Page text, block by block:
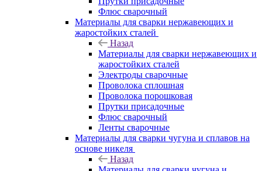
Флюс сварочный
Материалы для сварки нержавеющих и
жаростойких сталей
Назад
Материалы для сварки нержавеющих и
жаростойких сталей
Электроды сварочные
Проволока сплошная
Проволока порошковая
Прутки присадочные
Флюс сварочный
Ленты сварочные
Материалы для сварки чугуна и сплавов на
основе никеля
Назад